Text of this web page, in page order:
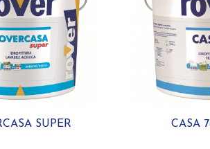
SUPER CASA